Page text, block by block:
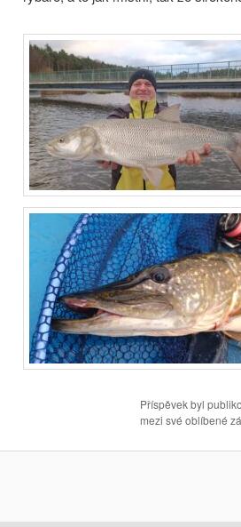
Příspěvek byl
mezi své oblíbené